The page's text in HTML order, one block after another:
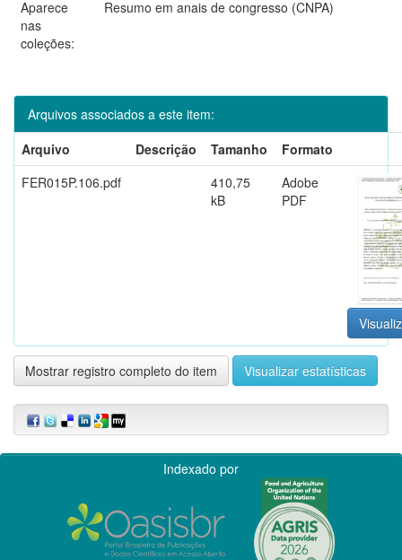
Aparece
nas
coleções:
Resumo em anais de congresso (CNPA)
Arquivos associados a este item:
Arquivo
Descrição Tamanho
Formato
FER015P.106.pdf
410,75
kB
Adobe
PDF
Mostrar registro completo do item Visualizar estatísticas
Indexado por